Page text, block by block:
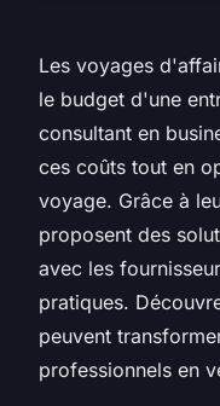
Les voyages
le budget d'une
consultant en
ces coûts tout en
voyage. Grâce à
proposent des
avec les
pratiques.
peuvent
professionnels en